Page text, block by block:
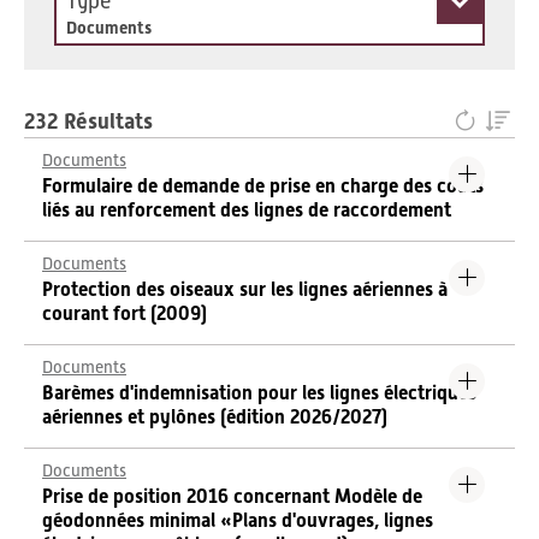
Documents
232 Résultats
Documents
Formulaire de demande de prise en charge des coûts
liés au renforcement des lignes de raccordement
Documents
Protection des oiseaux sur les lignes aériennes à
courant fort (2009)
Documents
Barèmes d'indemnisation pour les lignes électriques
aériennes et pylônes (édition 2026/2027)
Documents
Prise de position 2016 concernant Modèle de
géodonnées minimal «Plans d'ouvrages, lignes